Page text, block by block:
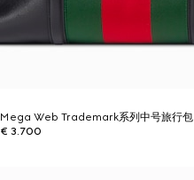
Mega Web Trademark系列中号旅行包
€ 3.700